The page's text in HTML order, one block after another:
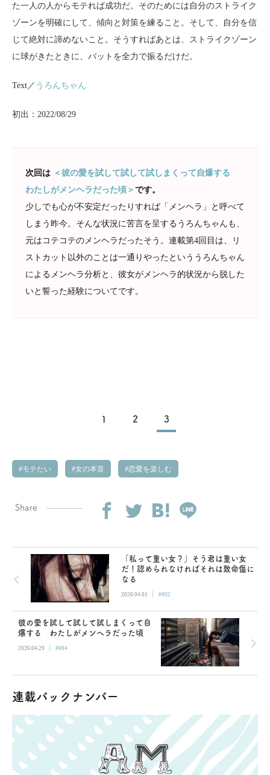
た一人の人からモテれば成功だ。そのためには自分のストライク
ゾーンを明確にして、傾向と対策を練ること。そして、自分を信
じて絶対に諦めないこと。そうすればあとは、ストライクゾーン
に球がきたときに、バットを全力で振るだけだ。
Text／ うろんちゃん
初出：2022/08/29
次回は＜彼の愛を試して試して試しまくって自爆する
わたしがメンヘラだった頃＞ です。
少しでも心が不安定だったりすれば「メンヘラ」と呼べて
しまう昨今。そんな状況に苦言を呈するうろんちゃんも、
元はコテコテのメンヘラだったそう。連載第4回目は、リ
ストカット以外のことは一通りやったといううろんちゃん
によるメンヘラ分析と、彼女がメンヘラ的状況から脱した
いと誓った経験についてです。
1 2 3
モテたい 女の本音 恋愛を楽しむ
Share
「私って重い女？」そう君は重い女
だ！認められなければそれは致命傷に
なる
2026.04.01 | #002
彼の愛を試して試して試しまくって自
爆する わたしがメンヘラだった頃
2026.04.29 | #004
連載バックナンバー